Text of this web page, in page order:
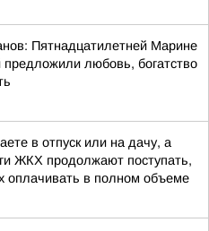
Пятнадцатилетней Марине
предложили любовь, богатство
в отпуск или на дачу, а
ЖКХ продолжают поступать,
оплачивать в полном объеме